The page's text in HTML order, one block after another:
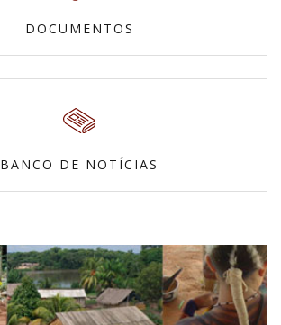
DOCUMENTOS
BANCO DE NOTÍCIAS